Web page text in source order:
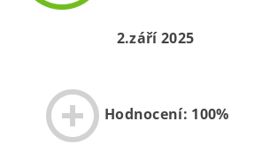
2.září
Hodnocení: 100%